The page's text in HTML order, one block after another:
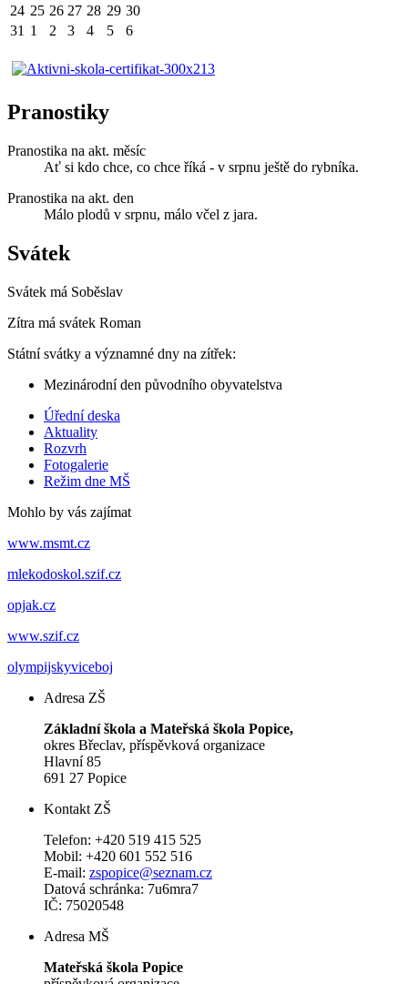
24 25 26 27 28 29 30
31 1 2 3 4 5 6
Pranostiky
Pranostika na akt. měsíc
Ať si kdo chce, co chce říká - v srpnu ještě do rybníka.
Pranostika na akt. den
Málo plodů v srpnu, málo včel z jara.
Svátek
Svátek má Soběslav
Zítra má svátek Roman
Státní svátky a významné dny na zítřek:
Mezinárodní den původního obyvatelstva
Úřední deska
Aktuality
Rozvrh
Fotogalerie
Režim dne MŠ
Mohlo by vás zajímat
www.msmt.cz
mlekodoskol.szif.cz
opjak.cz
www.szif.cz
olympijskyviceboj
Adresa ZŠ
Základní škola a Mateřská škola Popice,
okres Břeclav, příspěvková organizace
Hlavní 85
691 27 Popice
Kontakt ZŠ
Telefon: +420 519 415 525
Mobil: +420 601 552 516
E-mail: zspopice@seznam.cz
Datová schránka: 7u6mra7
IČ: 75020548
Adresa MŠ
Mateřská škola Popice